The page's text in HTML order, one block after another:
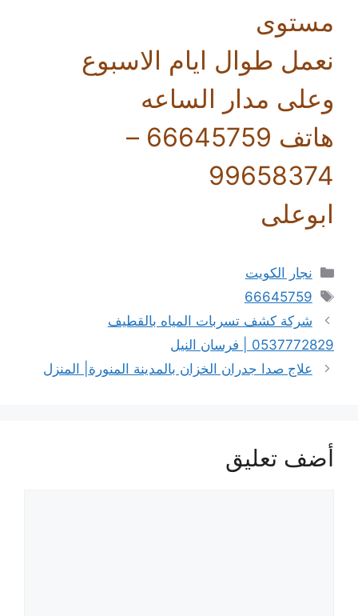
مستوى
نعمل طوال ايام الاسبوع
وعلى مدار الساعه
هاتف 66645759 –
99658374
ابوعلى
التصنيفات
نجار الكويت
الوسوم
66645759
شركة كشف تسربات المياه بالقطيف
0537772829 | فرسان النيل
علاج صدا جدران الخزان بالمدينة المنورة| المنزل
أضف تعليق